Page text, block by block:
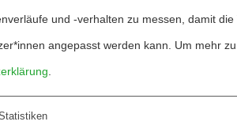
und -verhalten zu messen, damit
angepasst werden kann. Um mehr